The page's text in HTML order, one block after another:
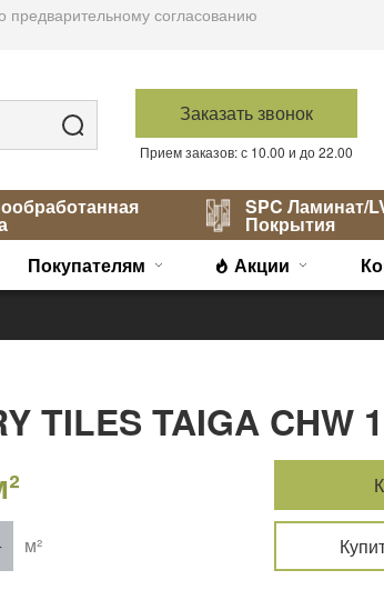
согласованию
Заказать звонок
Прием заказов: с 10.00 и до 22.00
SPC Ламинат/
Покрытия
Покупателям Акции
TILES TAIGA CHW
м²